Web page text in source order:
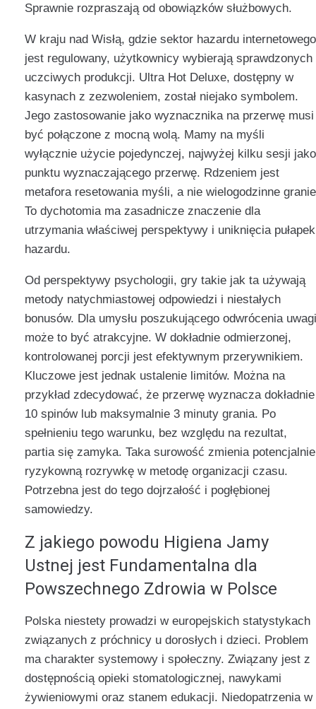
Sprawnie rozpraszają od obowiązków służbowych.
W kraju nad Wisłą, gdzie sektor hazardu internetowego
jest regulowany, użytkownicy wybierają sprawdzonych
uczciwych produkcji. Ultra Hot Deluxe, dostępny w
kasynach z zezwoleniem, został niejako symbolem.
Jego zastosowanie jako wyznacznika na przerwę musi
być połączone z mocną wolą. Mamy na myśli
wyłącznie użycie pojedynczej, najwyżej kilku sesji jako
punktu wyznaczającego przerwę. Rdzeniem jest
metafora resetowania myśli, a nie wielogodzinne
To dychotomia ma zasadnicze znaczenie dla
utrzymania właściwej perspektywy i uniknięcia pułapek
hazardu.
Od perspektywy psychologii, gry takie jak ta używają
metody natychmiastowej odpowiedzi i niestałych
bonusów. Dla umysłu poszukującego odwrócenia uwagi
może to być atrakcyjne. W dokładnie odmierzonej,
kontrolowanej porcji jest efektywnym przerywnikiem.
Kluczowe jest jednak ustalenie limitów. Można na
przykład zdecydować, że przerwę wyznacza dokładnie
10 spinów lub maksymalnie 3 minuty grania. Po
spełnieniu tego warunku, bez względu na rezultat,
partia się zamyka. Taka surowość zmienia potencjalnie
ryzykowną rozrywkę w metodę organizacji czasu.
Potrzebna jest do tego dojrzałość i pogłębionej
samowiedzy.
Z jakiego powodu Higiena Jamy
Ustnej jest Fundamentalna dla
Powszechnego Zdrowia w Polsce
Polska niestety prowadzi w europejskich statystykach
związanych z próchnicy u dorosłych i dzieci. Problem
ma charakter systemowy i społeczny. Związany jest z
dostępnością opieki stomatologicznej, nawykami
żywieniowymi oraz stanem edukacji. Niedopatrzenia w